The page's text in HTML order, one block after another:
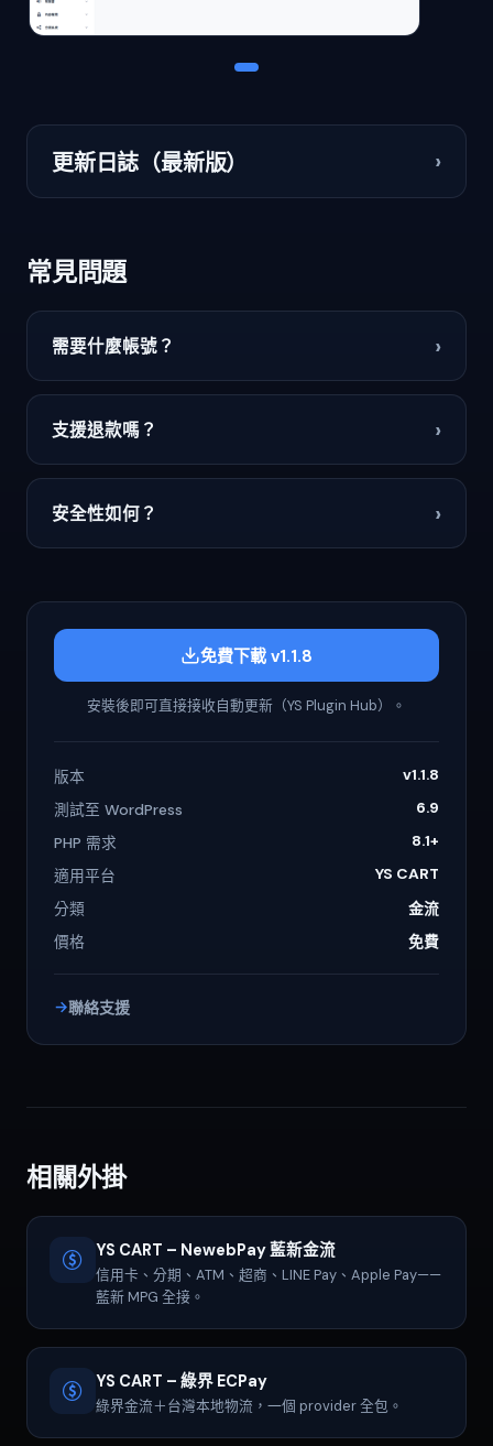
更新日誌（最新版） ›
常見問題
需要什麼帳號？ ›
支援退款嗎？ ›
安全性如何？ ›
免費下載 v1.1.8
安裝後即可直接接收自動更新（YS Plugin Hub）。
版本
v1.1.8
測試至 WordPress
6.9
PHP 需求
8.1+
適用平台
YS CART
分類
金流
價格
免費
聯絡支援
相關外掛
YS CART – NewebPay 藍新金流
信用卡、分期、ATM、超商、LINE Pay、Apple Pay——
藍新 MPG 全接。
YS CART – 綠界 ECPay
綠界金流＋台灣本地物流，一個 provider 全包。